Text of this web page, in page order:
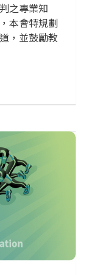
之專業知
本會特規劃
，並鼓勵教